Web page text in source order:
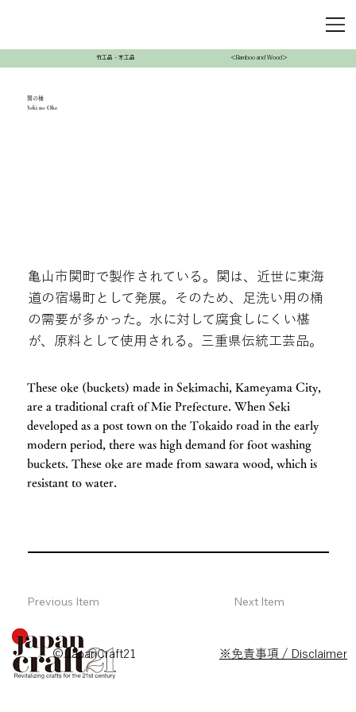
竹工品・木工品 ＜Bamboo and Wood＞
関の桶
Seki no Oke
亀山市関町で製作されている。関は、近世に東海
道の宿場町として発展。そのため、足洗い用の桶
の需要が多かった。水に対して腐食しにくい椹
が、原料として使用される。三重県伝統工芸品。
These oke (buckets) made in Sekimachi, Kameyama City,
are a traditional craft of Mie Prefecture. When Seki
developed as a post town on the Tokaido road in the early
modern period, there was high demand for foot washing
buckets. These oke are made from sawara wood, which is
resistant to water.
Previous Item Next Item
© JapanCraft21 ※免責事項 / Disclaimer